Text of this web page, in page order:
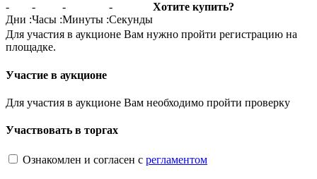
-
Дни :
-
Часы :
-
Минуты :
-
Секунды
Хотите купить?
Для участия в аукционе Вам нужно пройти регистрацию на
площадке.
Участие в аукционе
Для участия в аукционе Вам необходимо пройти проверку
Участвовать в торгах
Ознакомлен и согласен с регламентом